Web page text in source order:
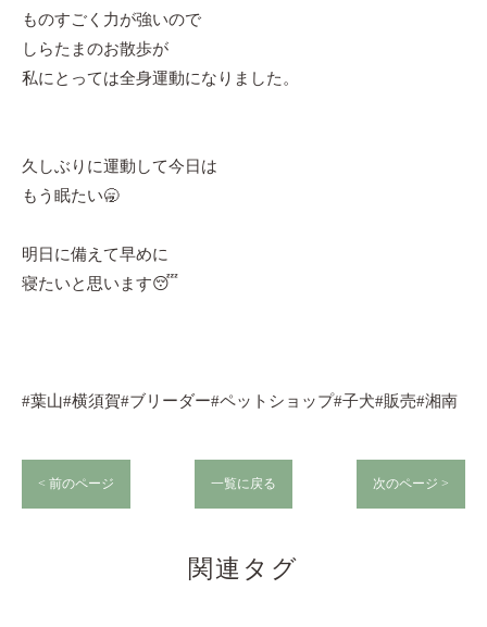
ものすごく力が強いので
しらたまのお散歩が
私にとっては全身運動になりました。
久しぶりに運動して今日は
もう眠たい🥱
明日に備えて早めに
寝たいと思います😴
#葉山#横須賀#ブリーダー#ペットショップ#子犬#販売#湘南
< 前のページ 一覧に戻る 次のページ >
関連タグ